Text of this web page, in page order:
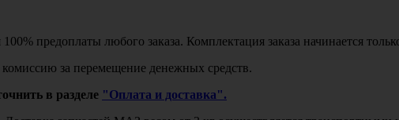
предоплаты любого заказа. Комплектация заказа начинается
за перемещение денежных средств.
в разделе "Оплата и доставка".